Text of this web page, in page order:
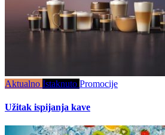
Aktualno Istaknuto Promocije
Užitak ispijanja kave